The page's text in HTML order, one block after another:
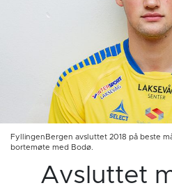
FyllingenBergen avsluttet 2018 på beste
bortemøte med Bodø.
Avsluttet